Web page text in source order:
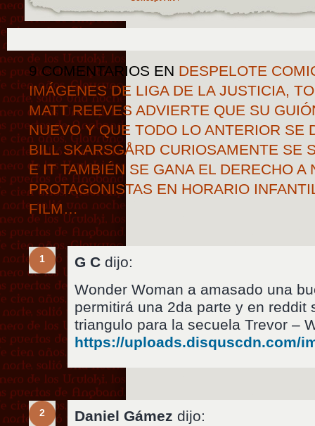
9 COMENTARIOS EN DESPELOTE
IMÁGENES DE LIGA DE LA JUSTICIA,
MATT REEVES ADVIERTE QUE SU
NUEVO Y QUE TODO LO ANTERIOR SE
BILL SKARSGÅRD CURIOSAMENTE SE
E IT TAMBIÉN SE GANA EL DERECHO A
PROTAGONISTAS EN HORARIO
FILM…
1 G C dijo:
Wonder Woman a amasado una
permitirá una 2da parte y en reddit
triangulo para la secuela Trevor –
https://uploads.disquscdn.com/
2 Daniel Gámez dijo: